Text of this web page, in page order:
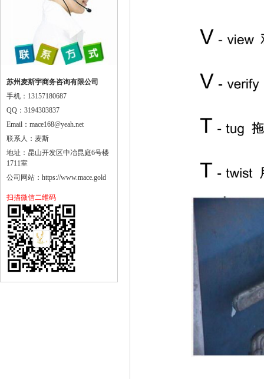
苏州麦斯宇商务咨询有限公司
手机：13157180687
QQ：3194303837
Email：mace168@yeah.net
联系人：麦斯
地址：昆山开发区中冶昆庭6号楼
1711室
公司网站：https://www.mace.gold
扫描微信二维码